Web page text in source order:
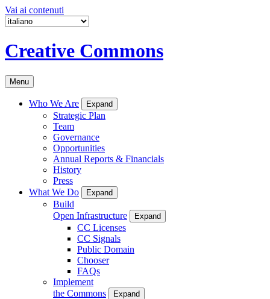
Vai ai contenuti
Creative Commons
Menu
Who We Are Expand
Strategic Plan
Team
Governance
Opportunities
Annual Reports & Financials
History
Press
What We Do
Expand
Build
Open Infrastructure
Expand
CC Licenses
CC Signals
Public Domain
Chooser
FAQs
Implement
the Commons
Expand